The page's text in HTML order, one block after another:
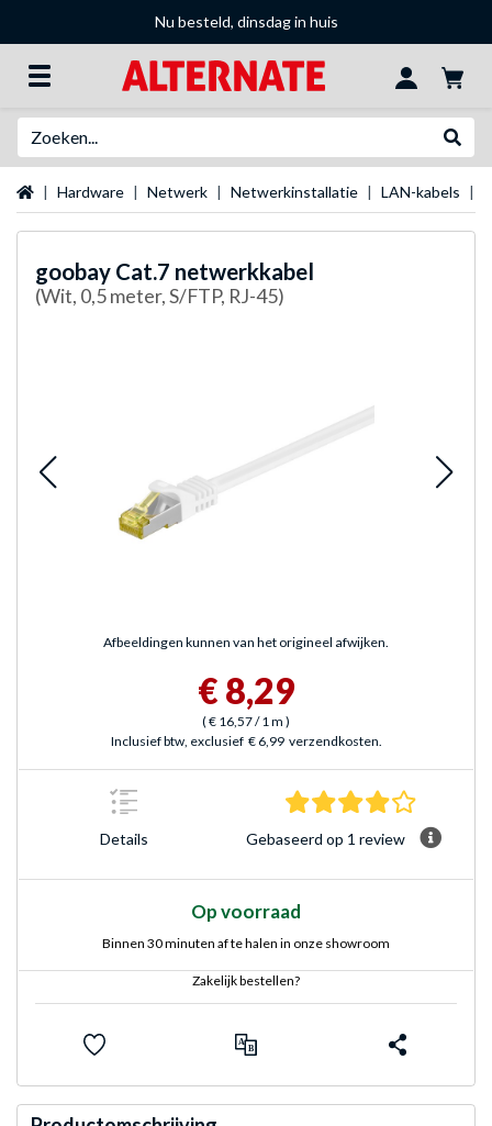
Nu besteld, dinsdag in huis
Startpagina
Hardware Netwerk Netwerkinstallatie LAN-kabels
goobay Cat.7 netwerkkabel
(Wit, 0,5 meter, S/FTP, RJ-45)
Afbeeldingen kunnen van het origineel afwijken.
€ 8,29
(€ 16,57/ 1 m )
Inclusief btw, exclusief € 6,99 verzendkosten.
Details Gebaseerd op 1 review
Op voorraad
Binnen 30 minuten af te halen in onze showroom
Zakelijk bestellen?